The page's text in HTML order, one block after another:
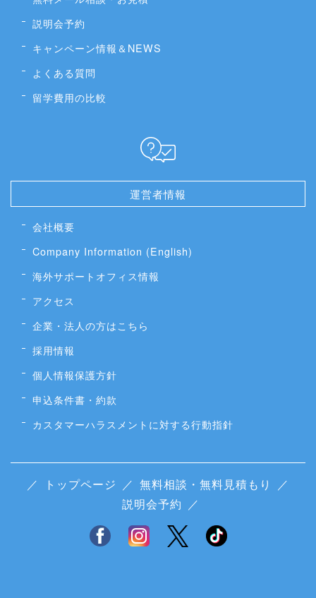
説明会予約
キャンペーン情報＆NEWS
よくある質問
留学費用の比較
運営者情報
会社概要
Company Information (English)
海外サポートオフィス情報
アクセス
企業・法人の方はこちら
採用情報
個人情報保護方針
申込条件書・約款
カスタマーハラスメントに対する行動指針
／ トップページ ／ 無料相談・無料見積もり
／
説明会予約 ／